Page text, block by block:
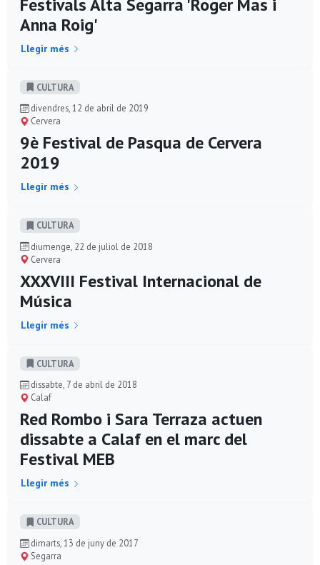
Festivals Alta Segarra 'Roger Mas i
Anna Roig'
Llegir més
CULTURA
divendres, 12 de abril de 2019
Cervera
9è Festival de Pasqua de Cervera
2019
Llegir més
CULTURA
diumenge, 22 de juliol de 2018
Cervera
XXXVIII Festival Internacional de
Música
Llegir més
CULTURA
dissabte, 7 de abril de 2018
Calaf
Red Rombo i Sara Terraza actuen
dissabte a Calaf en el marc del
Festival MEB
Llegir més
CULTURA
dimarts, 13 de juny de 2017
Segarra